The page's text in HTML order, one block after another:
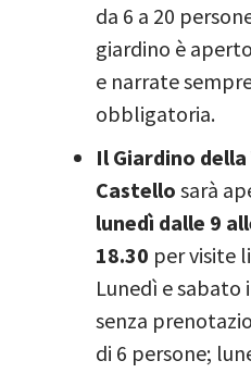
da 6 a 20
giardino è
e narrate
obbligatoria.
Il Giardino
Castello sarà
lunedì dalle 9
18.30 per visite
Lunedì e sabato
senza
di 6 persone;